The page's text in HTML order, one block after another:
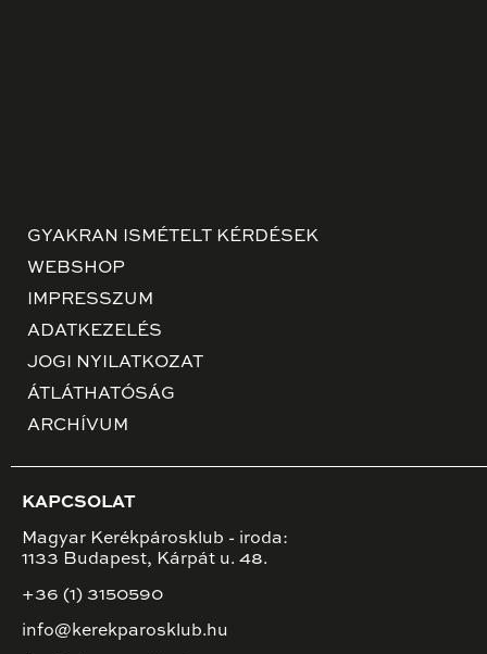
GYAKRAN ISMÉTELT KÉRDÉSEK
WEBSHOP
IMPRESSZUM
ADATKEZELÉS
JOGI NYILATKOZAT
ÁTLÁTHATÓSÁG
ARCHÍVUM
KAPCSOLAT
Magyar Kerékpárosklub - iroda:
1133 Budapest, Kárpát u. 48.
+36 (1) 3150590
info@kerekparosklub.hu